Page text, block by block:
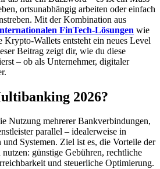
ortsunabhängig arbeiten oder einfach
Mit der Kombination aus
FinTech-Lösungen wie
Wallets entsteht ein neues Level
Beitrag zeigt dir, wie du diese
– ob als Unternehmer, digitaler
2026?
Nutzung mehrerer Bankverbindungen,
parallel – idealerweise in
Systemen. Ziel ist es, die Vorteile der
günstige Gebühren, rechtliche
und steuerliche Optimierung.